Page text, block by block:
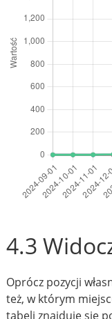
4.3
Oprócz pozycji
też, w którym
tabeli znajduje się